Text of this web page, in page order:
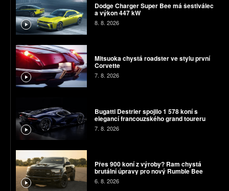
Dodge Charger Super Bee má šestiválec
a výkon 447 kW
8. 8. 2026
Mitsuoka chystá roadster ve stylu první
Corvette
7. 8. 2026
Bugatti Destrier spojilo 1 578 koní s
elegancí francouzského grand toureru
7. 8. 2026
Přes 900 koní z výroby? Ram chystá
brutální úpravy pro nový Rumble Bee
6. 8. 2026